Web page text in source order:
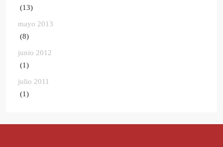
(13)
mayo 2013
(8)
junio 2012
(1)
julio 2011
(1)